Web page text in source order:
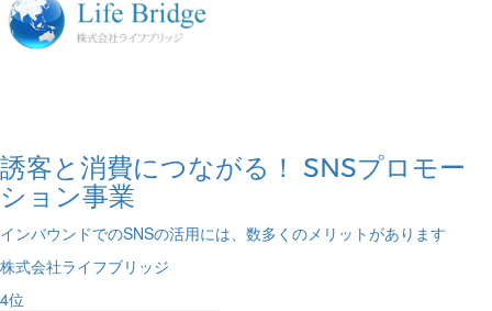
誘客と消費につながる！ SNSプロモー
ション事業
インバウンドでのSNSの活用には、数多くのメリットがあります
株式会社ライフブリッジ
4位